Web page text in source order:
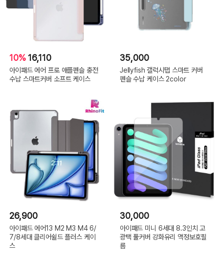
10% 16,110
아이패드 에어 프로 애플펜슬 충전
수납 스마트커버 소프트 케이스
35,000
Jellyfish 갤럭시탭 스마트 커버
펜슬 수납 케이스 2color
26,900
아이패드 에어13 M2 M3 M4 6/
7/8세대 클리어쉴드 플러스 케이
스
30,000
아이패드 미니 6세대 8.3인치 고
광택 풀커버 강화유리 액정보호필
름